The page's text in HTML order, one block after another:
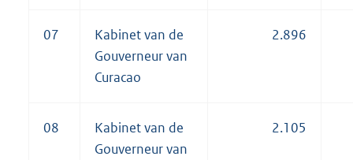
07
Kabinet van de
Gouverneur van
Curacao
2.896
08
Kabinet van de
Gouverneur van
2.105